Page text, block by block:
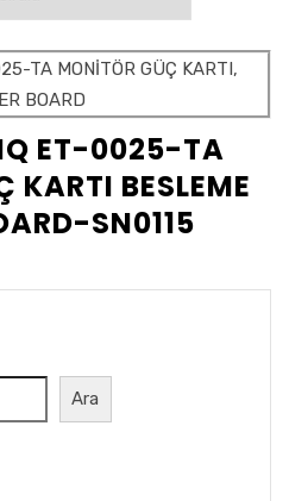
ET-0025-TA
KARTI BESLEME
SN0115
Ara